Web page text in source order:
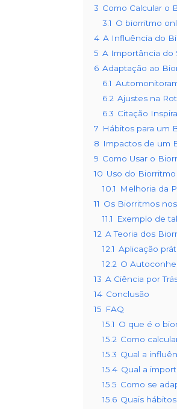
3 Como Calcular o
3.1 O biorritmo
4 A Influência do
5 A Importância do
6 Adaptação ao
6.1
6.2 Ajustes na
6.3 Citação
7 Hábitos para um
8 Impactos de um
9 Como Usar o
10 Uso do
10.1
Melhoria da
11 Os Biorritmos
11.1
Exemplo de
12 A Teoria dos
12.1 Aplicação
12.2 O
13 A Ciência por
14 Conclusão
15 FAQ
15.1 O que é o
15.2 Como
15.3 Qual a
15.4 Qual a
15.5 Como se
15.6 Quais